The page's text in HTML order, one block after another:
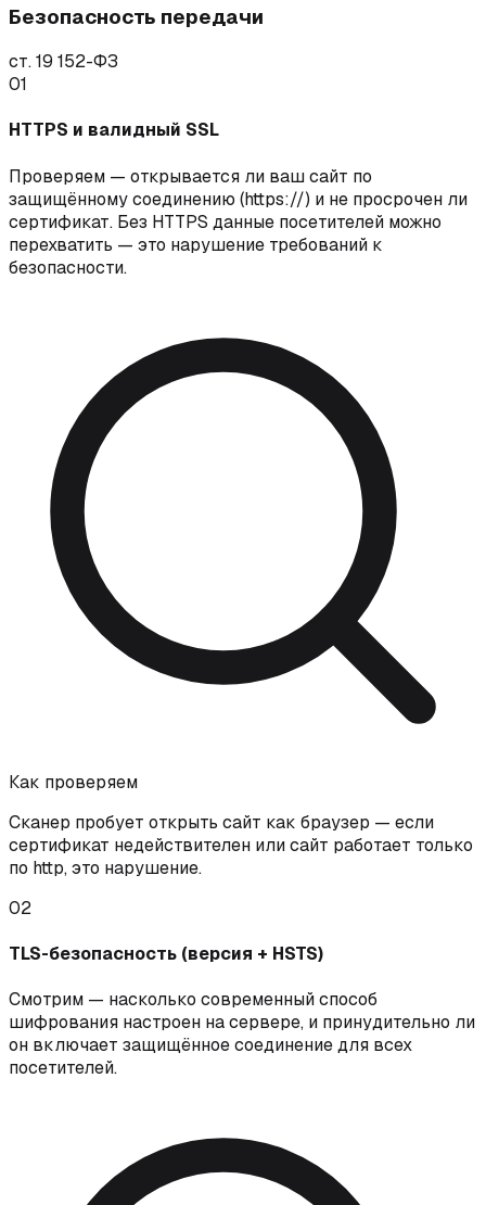
Безопасность передачи
ст. 19 152-ФЗ
01
HTTPS и валидный SSL
Проверяем — открывается ли ваш сайт по
защищённому соединению (https://) и не просрочен ли
сертификат. Без HTTPS данные посетителей можно
перехватить — это нарушение требований к
безопасности.
Как проверяем
Сканер пробует открыть сайт как браузер — если
сертификат недействителен или сайт работает только
по http, это нарушение.
02
TLS-безопасность (версия + HSTS)
Смотрим — насколько современный способ
шифрования настроен на сервере, и принудительно ли
он включает защищённое соединение для всех
посетителей.